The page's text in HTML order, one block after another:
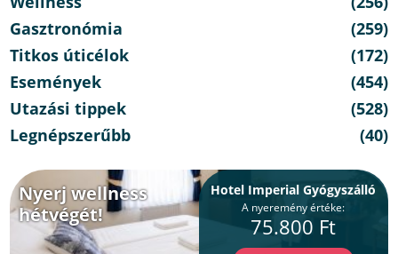
Gasztronómia
(259)
Titkos úticélok
(172)
Események
(454)
Utazási tippek
(528)
Legnépszerűbb
(40)
Nyerj wellness
hétvégét!
Hotel Imperial Gyógyszálló
A nyeremény értéke:
75.800 Ft